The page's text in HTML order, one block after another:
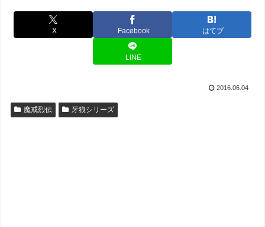
X Facebook はてブ
LINE
2016.06.04
魔戒烈伝 牙狼シリーズ